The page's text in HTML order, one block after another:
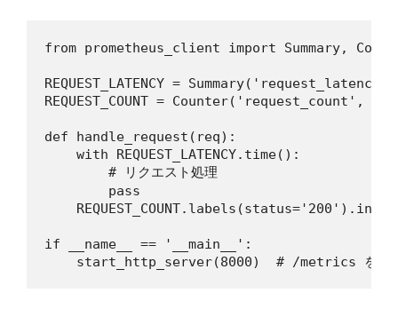
from prometheus_client import Summary,
REQUEST_LATENCY =
REQUEST_COUNT =
def handle_request(req):
    with REQUEST_LATENCY.time():
        # リクエスト処理
        pass
    REQUEST_COUNT.labels(status='200').inc()
if __name__ == '__main__':